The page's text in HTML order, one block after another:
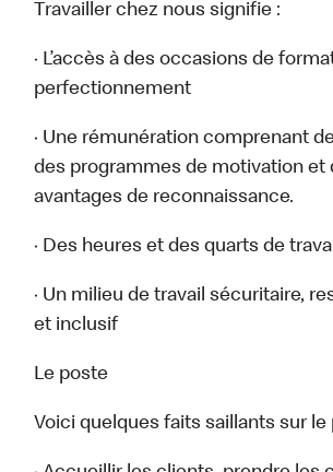
Travailler chez nous signifie :
· L’accès à des occasions de
perfectionnement
· Une rémunération comprenant
des programmes de motivation et
avantages de reconnaissance.
· Des heures et des quarts de
· Un milieu de travail sécuritaire,
et inclusif
Le poste
Voici quelques faits saillants sur le